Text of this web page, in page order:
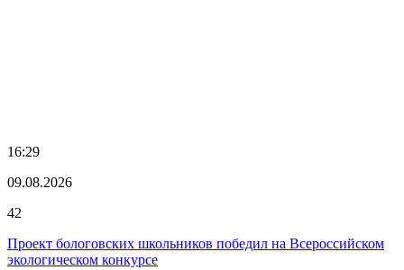
16:29
09.08.2026
42
Проект бологовских школьников победил на Всероссийском
экологическом конкурсе